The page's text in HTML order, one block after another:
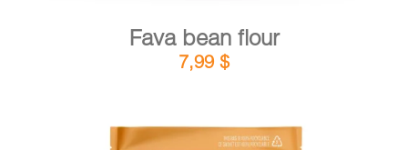
Fava bean flour
7,99 $